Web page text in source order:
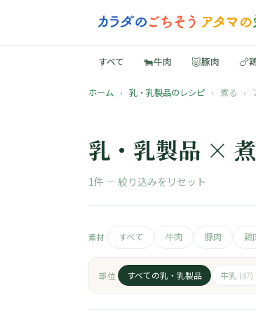
すべて 🐄牛肉 🐷豚肉 🍗
ホーム › 乳・乳製品のレシピ › 煮る ›
乳・乳製品 ×
1件 — 絞り込みをリセット
素材 すべて 牛肉 豚肉 鶏
部位 すべての乳・乳製品 牛乳 (47)